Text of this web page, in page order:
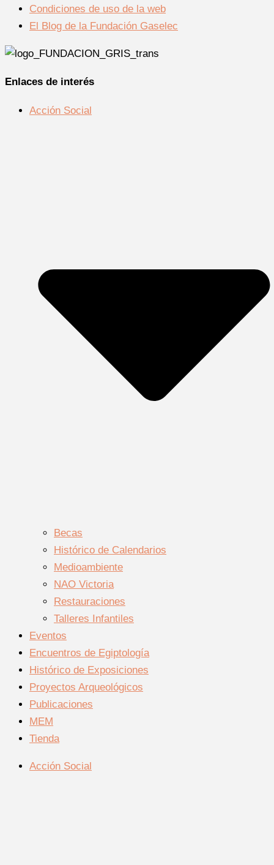
Condiciones de uso de la web
El Blog de la Fundación Gaselec
Enlaces de interés
Acción Social
Becas
Histórico de Calendarios
Medioambiente
NAO Victoria
Restauraciones
Talleres Infantiles
Eventos
Encuentros de Egiptología
Histórico de Exposiciones
Proyectos Arqueológicos
Publicaciones
MEM
Tienda
Acción Social